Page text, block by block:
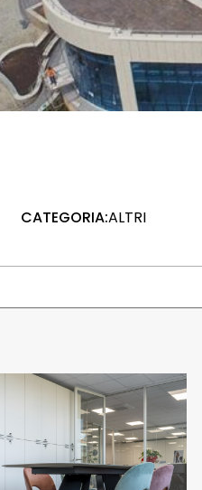
CATEGORIA:ALTRI
UFFICI BESTMODE